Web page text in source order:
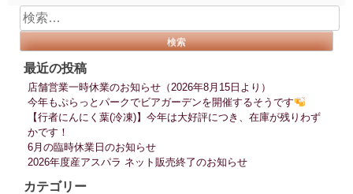
ゲ
ー
ョ
ン
検
索:
最近の投稿
店舗営業一時休業のお知らせ（2026年8月15日より）
今年もぷらっとパークでビアガーデンを開催するそうです
【行者にんにく葉(冷凍)】今年は大好評につき、在庫が残りわず
かです！
6月の臨時休業日のお知らせ
2026年度産アスパラ ネット販売終了のお知らせ
カテゴリー